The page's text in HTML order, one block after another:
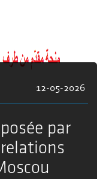
12-05-2026
par